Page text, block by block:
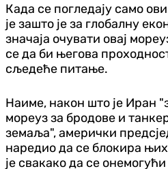
Када се погледају само
је зашто је за глобалну
значаја очувати овај
се да би његова
сљедеће питање.
Наиме, након што је Иран
мореуз за бродове и
земаља", амерички
наредио да се блокира
је свакако да се